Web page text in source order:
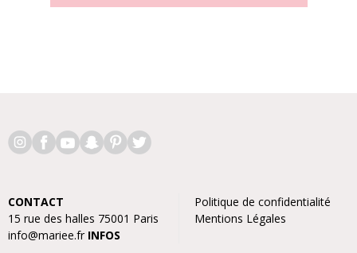
CONTACT
15 rue des halles 75001 Paris
info@mariee.fr INFOS
Politique de confidentialité
Mentions Légales